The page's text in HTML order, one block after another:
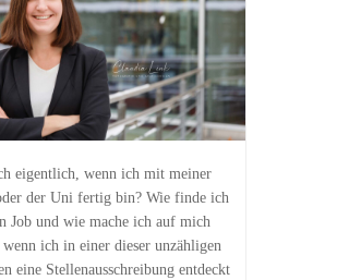
eigentlich, wenn ich mit meiner
der Uni fertig bin? Wie finde ich
Job und wie mache ich auf mich
ich in einer dieser unzähligen
eine Stellenausschreibung entdeckt